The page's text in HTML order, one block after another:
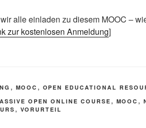
alle einladen zu diesem MOOC –
zur kostenlosen Anmeldung]
, MOOC , OPEN EDUCATIONAL
OPEN ONLINE COURSE , MOOC ,
, VORURTEIL